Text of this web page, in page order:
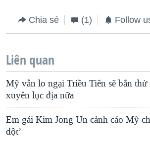
Chia sẻ (1) Follow
Liên quan
Mỹ vẫn lo ngại Triều Tiên sẽ bắn thử
xuyên lục địa nữa
Em gái Kim Jong Un cảnh cáo Mỹ
dột’